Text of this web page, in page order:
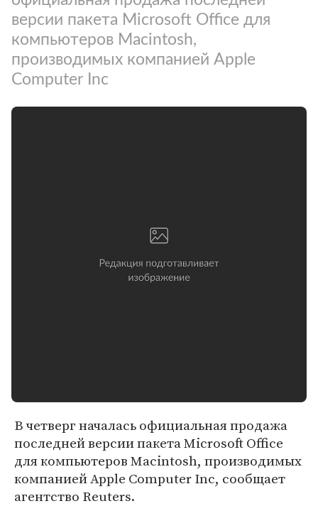
версии пакета Microsoft Office для
компьютеров Macintosh,
производимых компанией Apple
Computer Inc
В четверг началась официальная продажа
последней версии пакета Microsoft Office
для компьютеров Macintosh, производимых
компанией Apple Computer Inc, сообщает
агентство Reuters.